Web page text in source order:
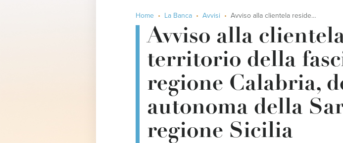
Home La Banca Avvisi Avviso alla clientela residente nel territorio della fascia costiera della regione Calabria, della regione autonoma della Sardegna e della regione Sicilia
Avviso alla
territorio della
regione Calabria,
autonoma della
regione Sicilia